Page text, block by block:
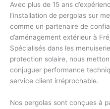
Avec plus de 15 ans
l’installation de pergolas sur
comme un partenaire de
d’aménagement extérieur à
Spécialisés dans les
protection solaire, nous
conjuguer performance
service client irréprochable.
Nos pergolas sont conçues à